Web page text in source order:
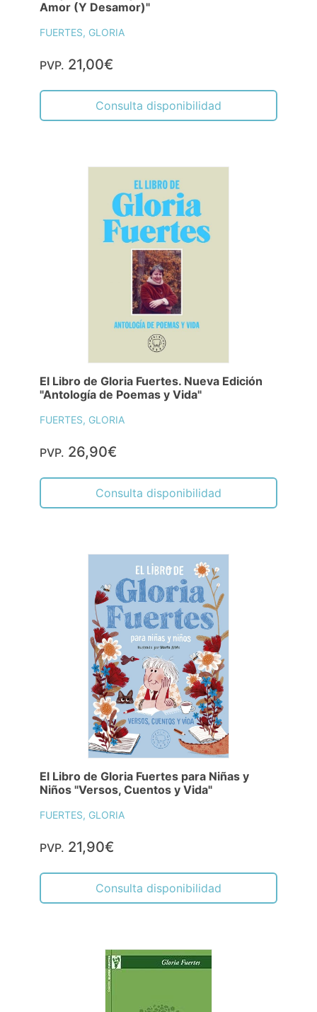
Amor (Y Desamor)"
FUERTES, GLORIA
PVP. 21,00€
Consulta disponibilidad
El Libro de Gloria Fuertes. Nueva Edición
"Antología de Poemas y Vida"
FUERTES, GLORIA
PVP. 26,90€
Consulta disponibilidad
El Libro de Gloria Fuertes para Niñas y
Niños "Versos, Cuentos y Vida"
FUERTES, GLORIA
PVP. 21,90€
Consulta disponibilidad